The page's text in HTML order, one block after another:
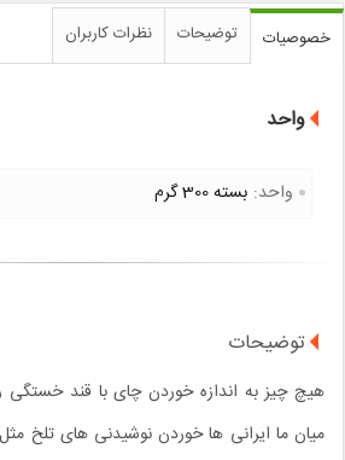
خصوصیات توضیحات نظرات کاربران
واحد
واحد: بسته 300 گرم
توضیحات
هیچ چیز به اندازه خوردن چای با قند خستگی
میان ما ایرانی ها خوردن نوشیدنی های تلخ